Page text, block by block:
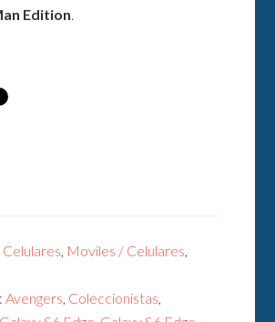
Edition
Celulares Moviles / Celulares
Avengers Coleccionistas